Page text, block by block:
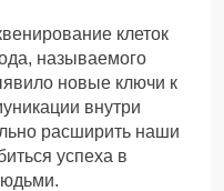
клеток
называемого
новые ключи к
внутри
расширить наши
успеха в